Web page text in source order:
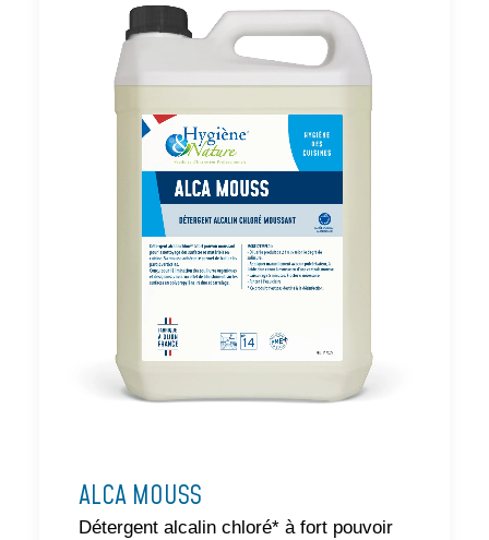
ALCA MOUSS
Détergent alcalin chloré* à fort pouvoir